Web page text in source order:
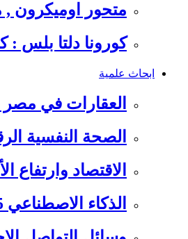
متحور اوميكرون ,
كورونا دلتا بلس
ابحاث علمية
العقارات في مصر 2025 : نصائح للشراء والاستثمار الذكي
الصحة النفسية الرقمية 2025 : كيف تؤثر
الاقتصاد وارتفاع الأسعار 2025 : طرق عملية للتوفير
الذكاء الاصطناعي 2025 في حياتك اليومية : الدليل الشامل للاستفادة…